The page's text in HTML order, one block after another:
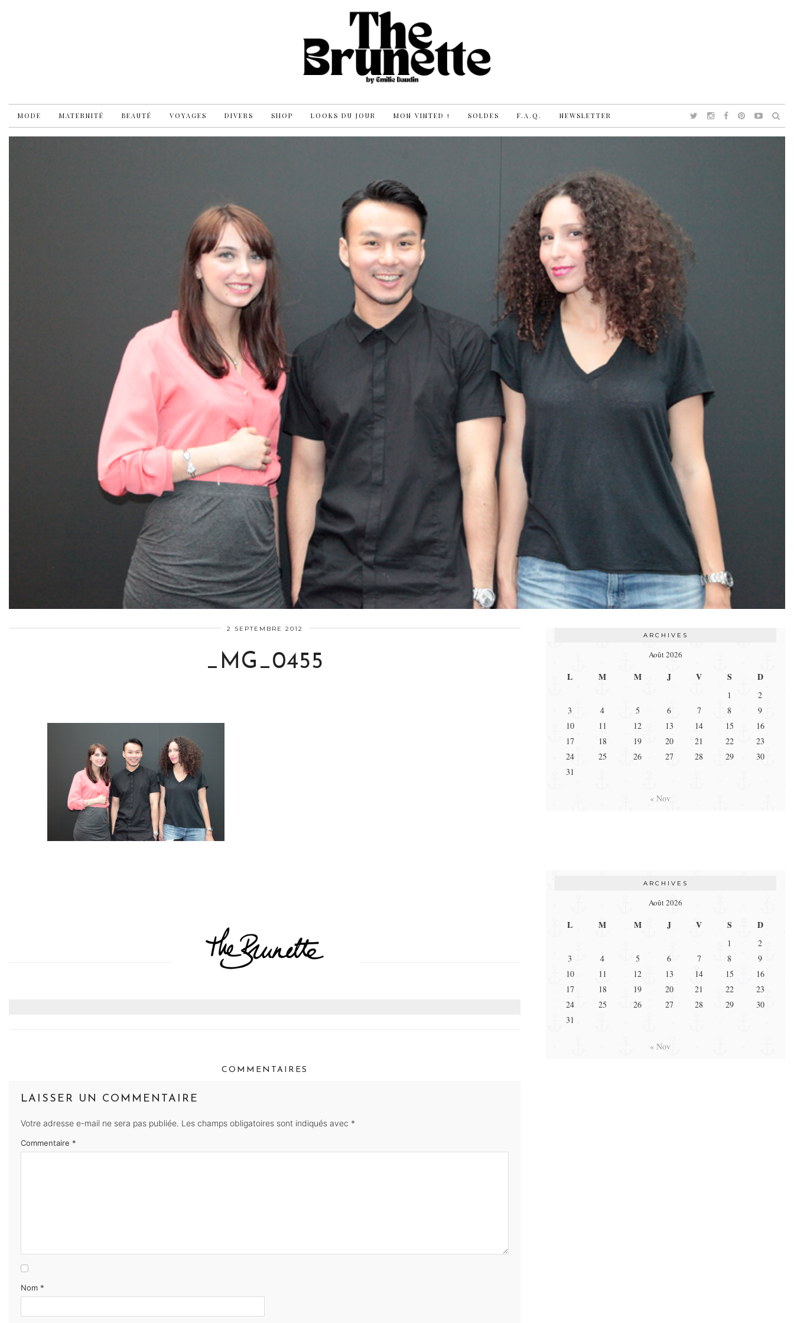
MODE MATERNITÉ BEAUTÉ VOYAGES DIVERS SHOP LOOKS DU JOUR MON VINTED ! SOLDES F.A.Q. NEWSLETTER
2 SEPTEMBRE 2012
_MG_0455
COMMENTAIRES
LAISSER UN COMMENTAIRE
Votre adresse e-mail ne sera pas publiée. Les champs obligatoires sont indiqués avec *
Commentaire *
Nom *
ARCHIVES
Août 2026
L M M J V S D
1
2
3
4 5 6 7 8
9
10
11 12 13 14 15
16
17
18 19 20 21 22
23
24
25 26 27 28 29
30
31
« Nov
ARCHIVES
Août 2026
L M M J V S D
1
2
3
4 5 6 7 8
9
10
11 12 13 14 15
16
17
18 19 20 21 22
23
24
25 26 27 28 29
30
31
« Nov